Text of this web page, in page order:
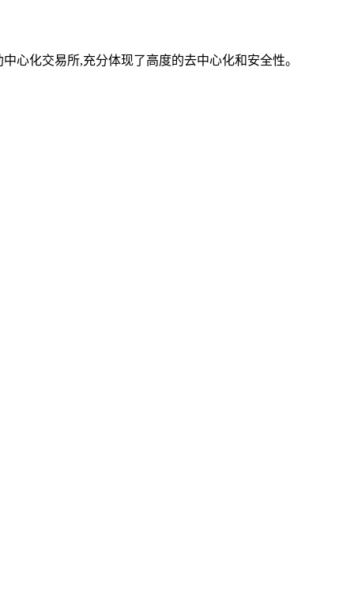
心化交易所,充分体现了高度的去中心化和安全性。